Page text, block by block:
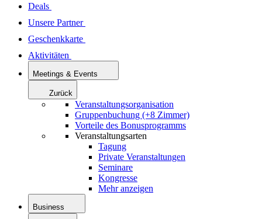
Deals
Unsere Partner
Geschenkkarte
Aktivitäten
Meetings & Events
Zurück
Veranstaltungsorganisation
Gruppenbuchung (+8 Zimmer)
Vorteile des Bonusprogramms
Veranstaltungsarten
Tagung
Private Veranstaltungen
Seminare
Kongresse
Mehr anzeigen
Business